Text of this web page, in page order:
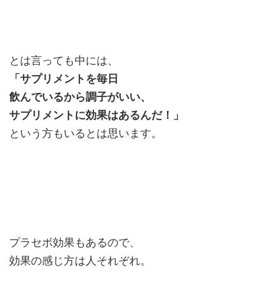
とは言っても中には、
「サプリメントを毎日
飲んでいるから調子がいい、
サプリメントに効果はあるんだ！」
という方もいるとは思います。
プラセボ効果もあるので、
効果の感じ方は人それぞれ。